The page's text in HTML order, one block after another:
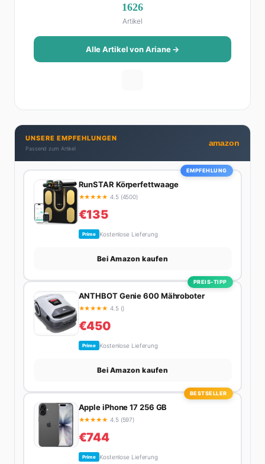
Als Lifestyle-Redakteurin schreibt sie über alles, was
das Leben schöner macht: von Interior Design und
Reise-Tipps über Food-Trends bis hin zu
Beziehungsratgebern, die auch Männer gerne lesen.
Ihre Geheimwaffe: Sie weiß genau, was Frauen an
Brunch-Spot der Stadt. Ihre Interior-Tipps basieren
auf echter Erfahrung – ihre Wohnung wurde schon
zweimal in Design-Blogs gefeatured.
1626
Artikel
Alle Artikel von Ariane →
UNSERE EMPFEHLUNGEN
Passend zum Artikel
amazon
EMPFEHLUNG
RunSTAR Körperfettwaage
★★★★★ 4.5 (4500)
€135
Prime Kostenlose Lieferung
Bei Amazon kaufen
PREIS-TIPP
ANTHBOT Genie 600 Mähroboter
★★★★★ 4.5 ()
€450
Prime Kostenlose Lieferung
Bei Amazon kaufen
BESTSELLER
Apple iPhone 17 256 GB
★★★★★ 4.5 (597)
€744
Prime Kostenlose Lieferung